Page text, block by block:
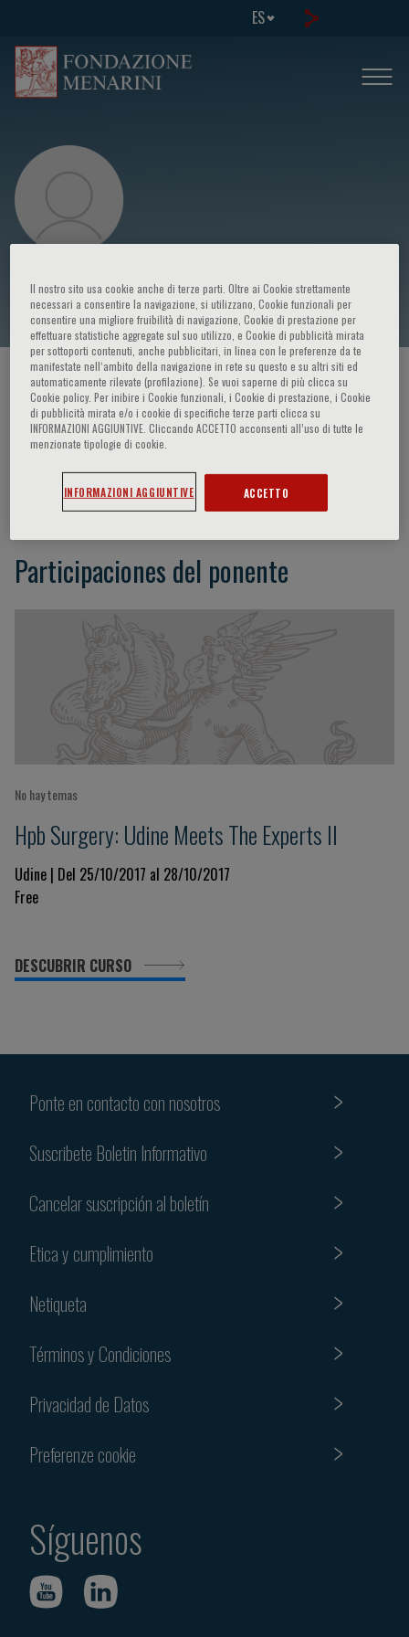
ES
Matteo Donadon
HOME PAGE / CURSOS Y EVENTOS / ORADOR
Matteo Donadon
Participaciones del ponente
No hay temas
Hpb Surgery: Udine Meets The Experts II
Udine | Del 25/10/2017 al 28/10/2017
Free
DESCUBRIR CURSO
Ponte en contacto con nosotros
Suscribete Boletin Informativo
Cancelar suscripción al boletín
Etica y cumplimiento
Netiqueta
Términos y Condiciones
Privacidad de Datos
Preferenze cookie
Síguenos
Il nostro sito usa cookie anche di terze parti. Oltre ai Cookie strettamente
necessari a consentire la navigazione, si utilizzano, Cookie funzionali per
consentire una migliore fruibilità di navigazione, Cookie di prestazione per
effettuare statistiche aggregate sul suo utilizzo, e Cookie di pubblicità mirata
per sottoporti contenuti, anche pubblicitari, in linea con le preferenze da te
manifestate nell‘ambito della navigazione in rete su questo e su altri siti ed
automaticamente rilevate (profilazione). Se vuoi saperne di più clicca su
Cookie policy. Per inibire i Cookie funzionali, i Cookie di prestazione, i Cookie
di pubblicità mirata e/o i cookie di specifiche terze parti clicca su
INFORMAZIONI AGGIUNTIVE. Cliccando ACCETTO acconsenti all’uso di tutte le
menzionate tipologie di cookie.
INFORMAZIONI AGGIUNTIVE ACCETTO